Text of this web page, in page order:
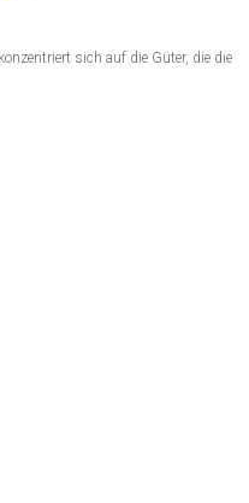
sich auf die Güter, die die